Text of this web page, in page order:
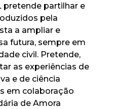
pretende partilhar e
pela
a ampliar e
futura, sempre em
civil. Pretende,
as experiências de
e de ciência
em colaboração
de Amora